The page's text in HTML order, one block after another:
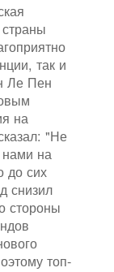
так и
Ле Пен
на
"Не
нами на
до сих
снизил
стороны
топ-